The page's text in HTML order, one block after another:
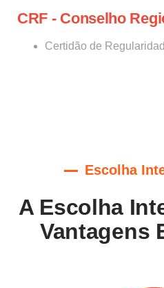
CRF - Conselho
Certidão de
Escolha
A Escolha
Vantagens